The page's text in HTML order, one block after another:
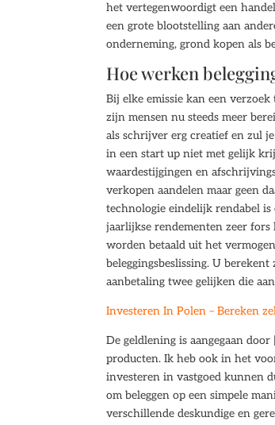
het vertegenwoordigt een
een grote blootstelling aan
onderneming, grond kopen als
Hoe werken
Bij elke emissie kan een
zijn mensen nu steeds meer
als schrijver erg creatief en zul
in een start up niet met gelijk
waardestijgingen en
verkopen aandelen maar geen
technologie eindelijk rendabel
jaarlijkse rendementen zeer
worden betaald uit het
beleggingsbeslissing. U
aanbetaling twee gelijken die
Investeren In Polen – Bereken
De geldlening is aangegaan
producten. Ik heb ook in het
investeren in vastgoed kunnen
om beleggen op een simpele
verschillende deskundige en